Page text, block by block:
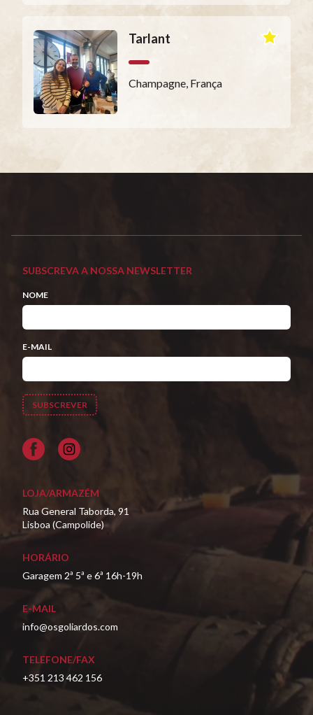
Tarlant
Champagne, França
SUBSCREVA A NOSSA NEWSLETTER
NOME
E-MAIL
Facebook
LOJA/ARMAZÉM
Rua General Taborda, 91
Lisboa (Campolide)
HORÁRIO
Garagem 2ª 5ª e 6ª 16h-19h
E-MAIL
info@osgoliardos.com
TELEFONE/FAX
+351 213 462 156